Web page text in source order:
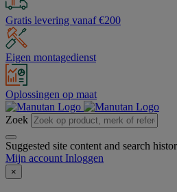
Gratis levering vanaf €200
Eigen montagedienst
Oplossingen op maat
Zoek
Suggested site content and search
Mijn account Inloggen
×